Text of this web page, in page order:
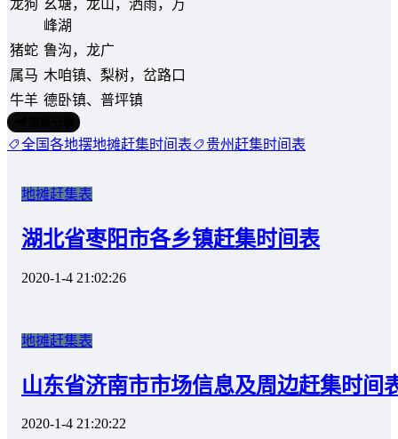
龙狗 幺塘，龙山，洒雨，万
峰湖
猪蛇 鲁沟，龙广
属马 木咱镇、梨树，岔路口
牛羊 德卧镇、普坪镇
全国各地摆地摊赶集时间表 贵州赶集时间表
地摊赶集表
湖北省枣阳市各乡镇赶集时间表
2020-1-4 21:02:26
地摊赶集表
山东省济南市市场信息及周边赶集时间
2020-1-4 21:20:22